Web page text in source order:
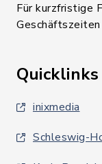
Für kurzfristige
Geschäftszeiten
Quicklinks
inixmedia
Schleswig-